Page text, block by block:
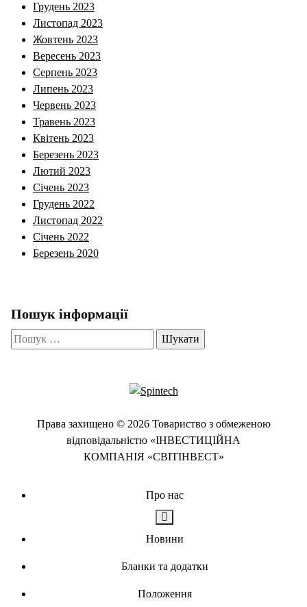
Грудень 2023
Листопад 2023
Жовтень 2023
Вересень 2023
Серпень 2023
Липень 2023
Червень 2023
Травень 2023
Квітень 2023
Березень 2023
Лютий 2023
Січень 2023
Грудень 2022
Листопад 2022
Січень 2022
Березень 2020
Пошук інформації
Пошук:
Права захищено © 2026 Товариство з обмеженою
відповідальністю «ІНВЕСТИЦІЙНА
КОМПАНІЯ «СВІТІНВЕСТ»
Про нас
Новини
Бланки та додатки
Положення